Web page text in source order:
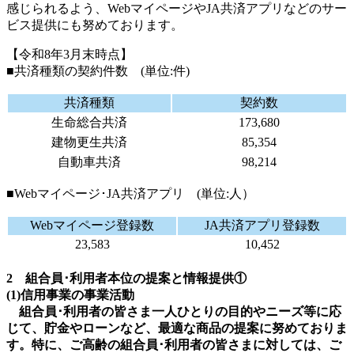
感じられるよう、WebマイページやJA共済アプリなどのサー
ビス提供にも努めております。
【令和8年3月末時点】
■共済種類の契約件数 (単位:件)
共済種類
契約数
生命総合共済
173,680
建物更生共済
85,354
自動車共済
98,214
■Webマイページ･JA共済アプリ (単位:人）
Webマイページ登録数
JA共済アプリ登録数
23,583
10,452
2 組合員･利用者本位の提案と情報提供①
(1)信用事業の事業活動
組合員･利用者の皆さま一人ひとりの目的やニーズ等に応
じて、貯金やローンなど、最適な商品の提案に努めておりま
す。特に、ご高齢の組合員･利用者の皆さまに対しては、ご